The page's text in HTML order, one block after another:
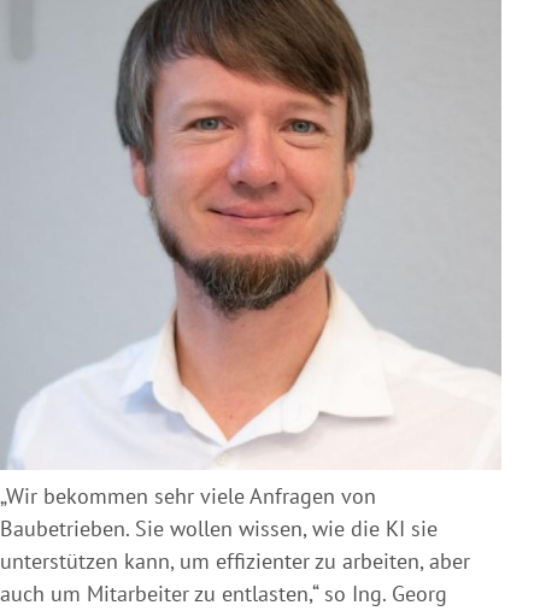
„Wir bekommen sehr viele Anfragen von
Baubetrieben. Sie wollen wissen, wie die KI sie
unterstützen kann, um effizienter zu arbeiten, aber
auch um Mitarbeiter zu entlasten,“ so Ing. Georg